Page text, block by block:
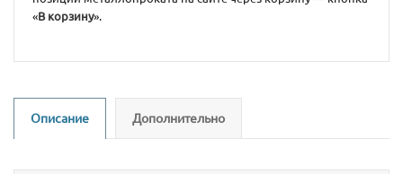
«В корзину».
Описание Дополнительно